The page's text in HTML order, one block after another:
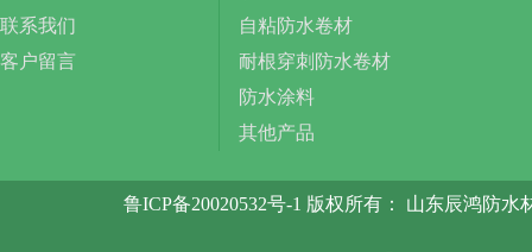
联系我们
客户留言
自粘防水卷材
耐根穿刺防水卷材
防水涂料
其他产品
鲁ICP备20020532号-1 版权所有： 山东辰鸿防